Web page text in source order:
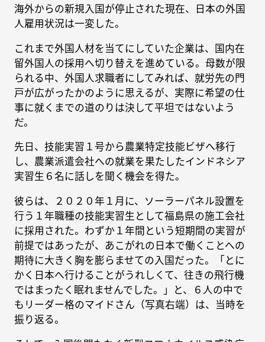
海外からの新規入国が停止された現在、日本の外国
人雇用状況は一変した。
これまで外国人材を当てにしていた企業は、国内在
留外国人の採用へ切り替えを進めている。母数が限
られる中、外国人求職者にしてみれば、就労先の門
戸が広がったかのように思えるが、実際に希望の仕
事に就くまでの道のりは決して平坦ではないよう
だ。
先日、技能実習１号から農業特定技能ビザへ移行
し、農業派遣会社への就業を果たしたインドネシア
実習生６名に話しを聞く機会を得た。
彼らは、２０２０年１月に、ソーラーパネル設置を
行う１年職種の技能実習生として福島県の施工会社
に採用された。わずか１年間という短期間の実習が
前提ではあったが、あこがれの日本で働くことへの
期待に大きく胸を膨らませての入国だった。「とに
かく日本へ行けることがうれしくて、往きの飛行機
ではまったく眠れませんでした。」と、６人の中で
もリーダー格のマイドさん（写真右端）は、当時を
振り返る。